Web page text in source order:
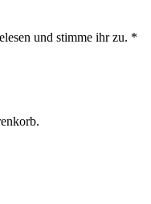
und stimme ihr zu. *